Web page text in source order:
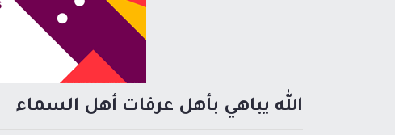
الله يباهي بأهل عرفات أهل السماء